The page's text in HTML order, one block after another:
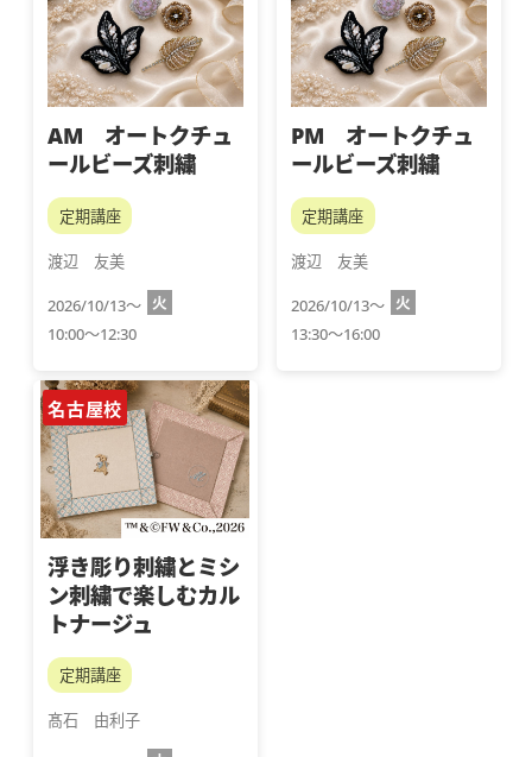
AM オートクチュ
ールビーズ刺繍
定期講座
渡辺　友美
2026/10/13～ 火
10:00～12:30
PM オートクチュ
ールビーズ刺繍
定期講座
渡辺　友美
2026/10/13～ 火
13:30～16:00
名古屋校
浮き彫り刺繍とミシ
ン刺繍で楽しむカル
トナージュ
定期講座
髙石　由利子